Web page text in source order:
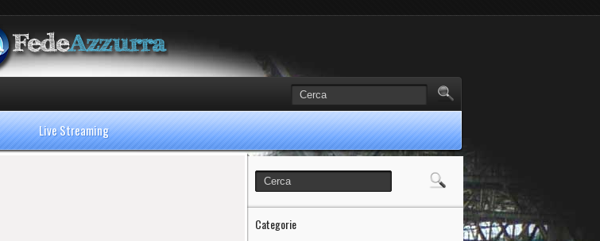
Live Streaming
Categorie